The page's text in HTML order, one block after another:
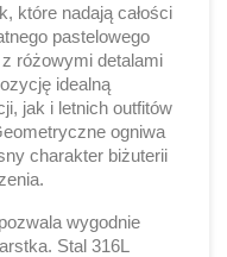
które nadają całości
pastelowego
z różowymi detalami
idealną
jak i letnich outfitów
ogniwa
charakter biżuterii
wygodnie
Stal 316L